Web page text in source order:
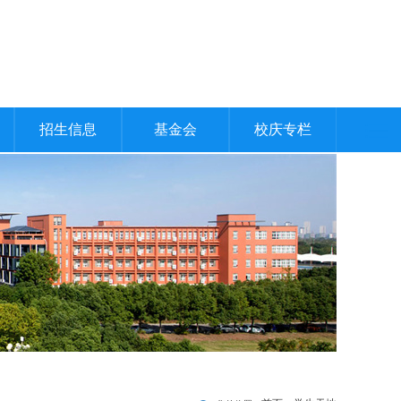
招生信息 基金会 校庆专栏